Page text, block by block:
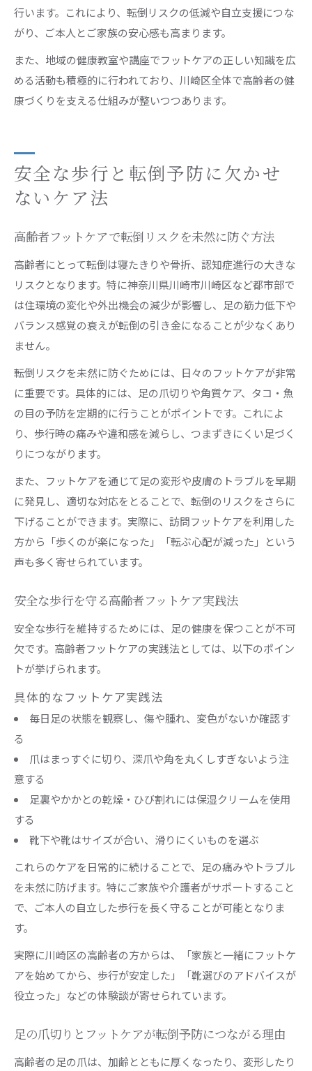
行います。これにより、転倒リスクの低減や自立支援につな
がり、ご本人とご家族の安心感も高まります。
また、地域の健康教室や講座でフットケアの正しい知識を広
める活動も積極的に行われており、川崎区全体で高齢者の健
康づくりを支える仕組みが整いつつあります。
安全な歩行と転倒予防に欠かせ
ないケア法
高齢者フットケアで転倒リスクを未然に防ぐ方法
高齢者にとって転倒は寝たきりや骨折、認知症進行の大きな
リスクとなります。特に神奈川県川崎市川崎区など都市部で
は住環境の変化や外出機会の減少が影響し、足の筋力低下や
バランス感覚の衰えが転倒の引き金になることが少なくあり
ません。
転倒リスクを未然に防ぐためには、日々のフットケアが非常
に重要です。具体的には、足の爪切りや角質ケア、タコ・魚
の目の予防を定期的に行うことがポイントです。これによ
り、歩行時の痛みや違和感を減らし、つまずきにくい足づく
りにつながります。
また、フットケアを通じて足の変形や皮膚のトラブルを早期
に発見し、適切な対応をとることで、転倒のリスクをさらに
下げることができます。実際に、訪問フットケアを利用した
方から「歩くのが楽になった」「転ぶ心配が減った」という
声も多く寄せられています。
安全な歩行を守る高齢者フットケア実践法
安全な歩行を維持するためには、足の健康を保つことが不可
欠です。高齢者フットケアの実践法としては、以下のポイン
トが挙げられます。
具体的なフットケア実践法
毎日足の状態を観察し、傷や腫れ、変色がないか確認す
る
爪はまっすぐに切り、深爪や角を丸くしすぎないよう注
意する
足裏やかかとの乾燥・ひび割れには保湿クリームを使用
する
靴下や靴はサイズが合い、滑りにくいものを選ぶ
これらのケアを日常的に続けることで、足の痛みやトラブル
を未然に防げます。特にご家族や介護者がサポートすること
で、ご本人の自立した歩行を長く守ることが可能となりま
す。
実際に川崎区の高齢者の方からは、「家族と一緒にフットケ
アを始めてから、歩行が安定した」「靴選びのアドバイスが
役立った」などの体験談が寄せられています。
足の爪切りとフットケアが転倒予防につながる理由
高齢者の足の爪は、加齢とともに厚くなったり、変形したり